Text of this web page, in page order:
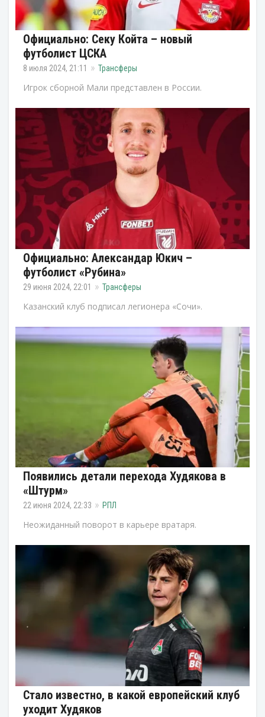
Официально: Секу Койта – новый
футболист ЦСКА
8 июля 2024, 21:11 Трансферы
Игрок сборной Мали представлен в России.
Официально: Александар Юкич –
футболист «Рубина»
29 июня 2024, 22:01 Трансферы
Казанский клуб подписал легионера «Сочи».
Появились детали перехода Худякова в
«Штурм»
22 июня 2024, 22:33 РПЛ
Неожиданный поворот в карьере вратаря.
Стало известно, в какой европейский клуб
уходит Худяков